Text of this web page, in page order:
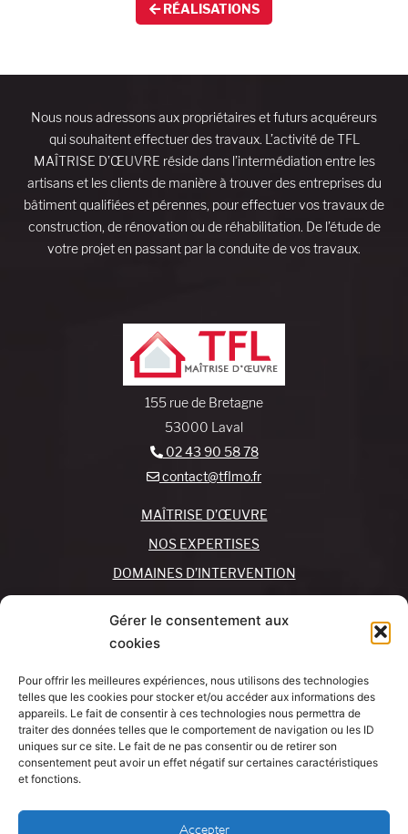
Gérer le consentement aux
cookies
Pour offrir les meilleures expériences, nous utilisons des technologies
telles que les cookies pour stocker et/ou accéder aux informations des
appareils. Le fait de consentir à ces technologies nous permettra de
traiter des données telles que le comportement de navigation ou les ID
uniques sur ce site. Le fait de ne pas consentir ou de retirer son
consentement peut avoir un effet négatif sur certaines caractéristiques
et fonctions.
Accepter
RÉALISATIONS
Nous nous adressons aux propriétaires et futurs acquéreurs
qui souhaitent effectuer des travaux. L’activité de TFL
MAÎTRISE D’ŒUVRE réside dans l’intermédiation entre les
artisans et les clients de manière à trouver des entreprises du
bâtiment qualifiées et pérennes, pour effectuer vos travaux de
construction, de rénovation ou de réhabilitation. De l’étude de
votre projet en passant par la conduite de vos travaux.
155 rue de Bretagne
53000 Laval
02 43 90 58 78
contact@tflmo.fr
MAÎTRISE D’ŒUVRE
NOS EXPERTISES
DOMAINES D’INTERVENTION
REJOIGNEZ-NOUS !
MON COMPTE
SUIVEZ-NOUS !
Mentions légales
J’AI UN
PROJET